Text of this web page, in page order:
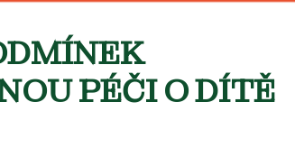
PÉČI O DÍTĚ